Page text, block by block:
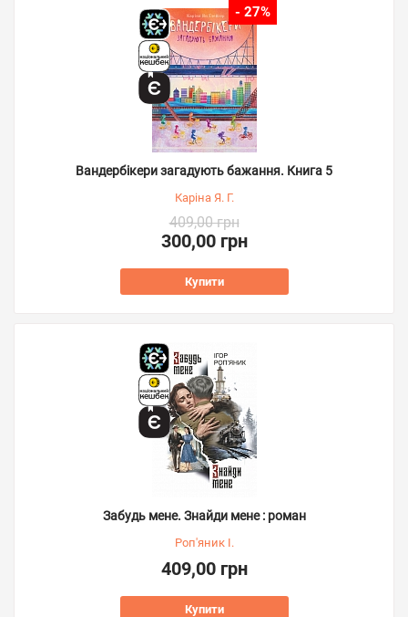
- 27%
Вандербікери загадують бажання. Книга 5
Каріна Я. Г.
409,00 грн
300,00 грн
Купити
Забудь мене. Знайди мене : роман
Роп'яник І.
409,00 грн
Купити